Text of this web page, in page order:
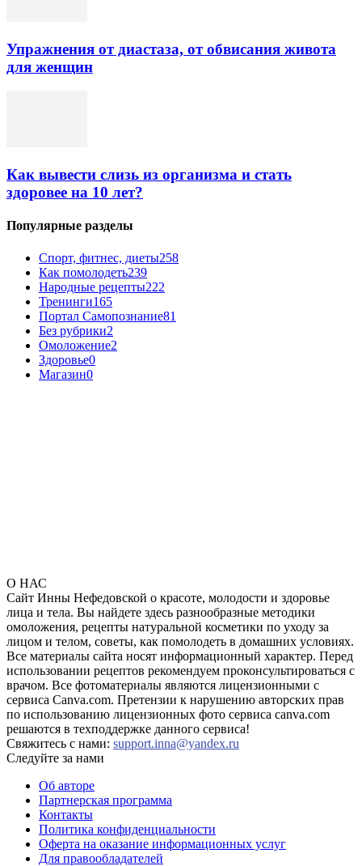
Упражнения от диастаза, от обвисания живота
для женщин
Как вывести слизь из организма и стать
здоровее на 10 лет?
Популярные разделы
Спорт, фитнес, диеты258
Как помолодеть239
Народные рецепты222
Тренинги165
Портал Самопознание81
Без рубрики2
Омоложение2
Здоровье0
Магазин0
О НАС
Сайт Инны Нефедовской о красоте, молодости и здоровье
лица и тела. Вы найдете здесь разнообразные методики
омоложения, рецепты натуральной косметики по уходу за
лицом и телом, советы, как помолодеть в домашних условиях.
Все материалы сайта носят информационный характер. Перед
использовании рецептов рекомендуем проконсультироваться с
врачом. Все фотоматериалы являются лицензионными с
сервиса Canva.com. Претензии к нарушению авторских прав
по использованию лицензионных фото сервиса canva.com
решаются в техподдержке данного сервиса!
Свяжитесь с нами: support.inna@yandex.ru
Следуйте за нами
Об авторе
Партнерская программа
Контакты
Политика конфиденциальности
Оферта на оказание информационных услуг
Для правообладателей